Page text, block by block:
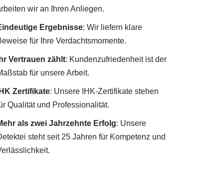
wir an Ihren Anliegen.
Ergebnisse: Wir liefern klare
für Ihre Verdachtsmomente.
Ihr Vertrauen zählt: Kundenzufriedenheit ist der
für unsere Arbeit.
IHK Zertifikate: Unsere IHK-Zertifikate stehen
Qualität und Professionalität.
als zwei Jahrzehnte Erfolg: Unsere
steht seit 25 Jahren für Kompetenz und